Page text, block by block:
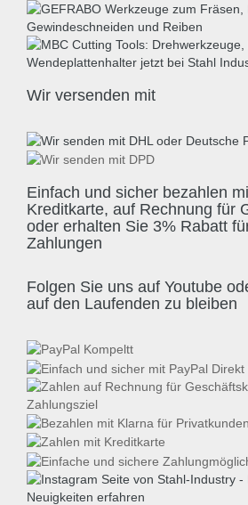
Wir versenden mit
Einfach und sicher bezahlen
Kreditkarte, auf Rechnung für
oder erhalten Sie 3% Rabatt
Zahlungen
Folgen Sie uns auf Youtube
auf den Laufenden zu bleiben